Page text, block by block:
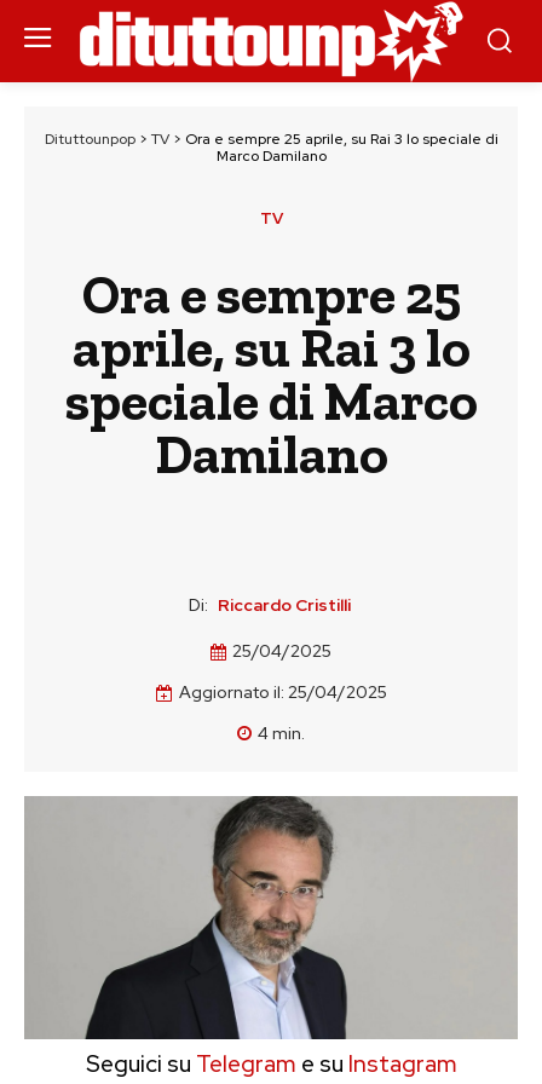
Dituttounpop> TV> Ora e sempre 25 aprile, su Rai 3 lo speciale di
Marco Damilano
TV
Ora e sempre 25
aprile, su Rai 3 lo
speciale di Marco
Damilano
Di: Riccardo Cristilli
25/04/2025
Aggiornato il: 25/04/2025
4min.
Seguici su Telegram e su Instagram